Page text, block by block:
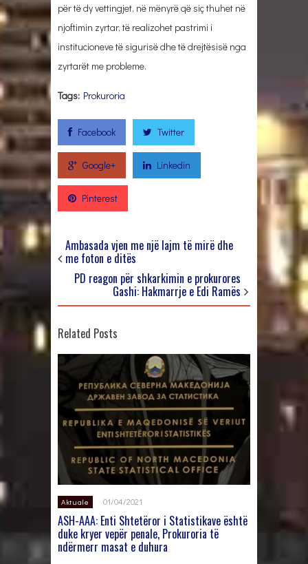
për të dy vettingjet, në mënyrë që siç thuhet në
njoftimin zyrtar, të realizohet pastrimi i
institucioneve të sigurisë dhe të drejtësisë nga
zyrtarët me probleme.
Tags: Prokuroria
Facebook Twitter
Google+ Linkedin
Pinterest
Ambasada vjen me një lajm të mirë dhe
me foton e ditës
PD reagon për shkarkimin e prokurores
Gashi: Hakmarrje e Edi Ramës
Related Posts
Aktuale 01/04/2021
ASH-AAA: Enti Shtetëror i Statistikave është
duke kryer vepër penale, Prokuroria të
ndërmerr masat e duhura